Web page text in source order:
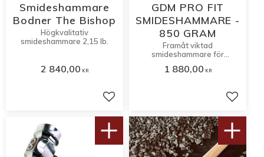
Smideshammare
Bodner The Bishop
Högkvalitativ
smideshammare 2,15 lb.
2 840,00 KR
Lägg till i favoriter
GDM PRO FIT
SMIDESHAMMARE -
850 GRAM
Framåt viktad
smideshammare för
av skor
1 880,00 KR
Lägg